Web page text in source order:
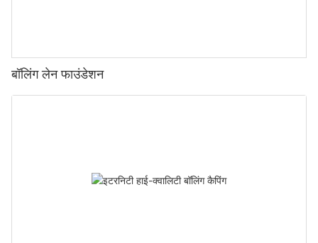
बॉलिंग लेन फाउंडेशन